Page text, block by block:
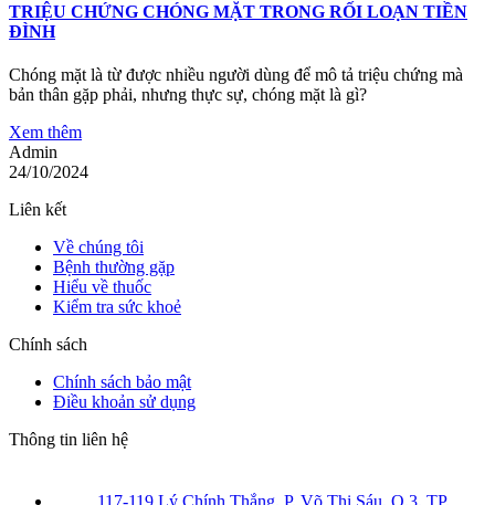
TRIỆU CHỨNG CHÓNG MẶT TRONG RỐI LOẠN TIỀN
ĐÌNH
Chóng mặt là từ được nhiều người dùng để mô tả triệu chứng mà
bản thân gặp phải, nhưng thực sự, chóng mặt là gì?
Xem thêm
Admin
24/10/2024
Liên kết
Về chúng tôi
Bệnh thường gặp
Hiểu về thuốc
Kiểm tra sức khoẻ
Chính sách
Chính sách bảo mật
Điều khoản sử dụng
Thông tin liên hệ
117-119 Lý Chính Thắng, P. Võ Thị Sáu, Q.3, TP.